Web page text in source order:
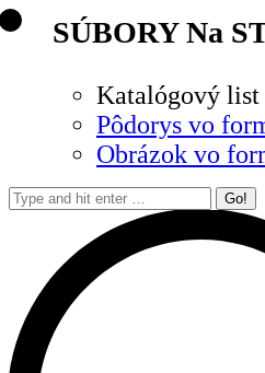
SÚBORY Na
Katalógový list
Pôdorys vo
Obrázok vo
Search: